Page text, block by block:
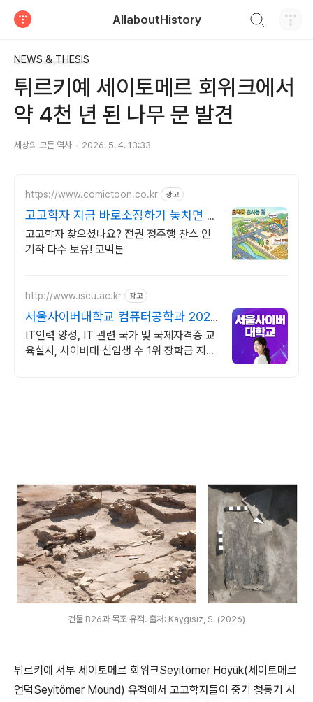
AllaboutHistory
NEWS & THESIS
튀르키예 세이토메르 회위크에서
약 4천 년 된 나무 문 발견
세상의 모든 역사 2026. 5. 4. 13:33
https://www.comictoon.co.kr 광고
고고학자 지금 바로소장하기 놓치면 품
절 판타지 전권세트
고고학자 찾으셨나요? 전권 정주행 찬스 인
기작 다수 보유! 코믹툰
http://www.iscu.ac.kr 광고
서울사이버대학교 컴퓨터공학과 2026
가을학기 신편입생
IT인력 양성, IT 관련 국가 및 국제자격증 교
육실시, 사이버대 신입생 수 1위 장학금 지급
건물 B26과 목조 유적. 출처: Kaygısız, S. (2026)
튀르키예 서부 세이토메르 회위크Seyitömer Höyük(세이토메르
언덕Seyitömer Mound) 유적에서 고고학자들이 중기 청동기 시